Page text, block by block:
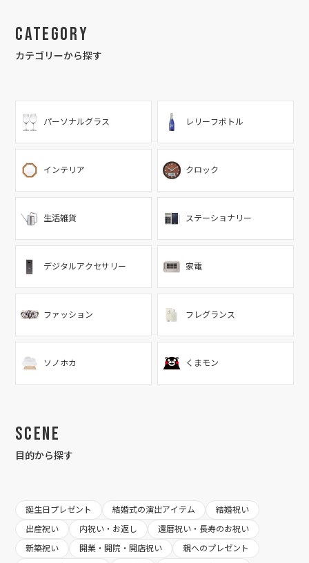
Category
カテゴリーから探す
パーソナルグラス レリーフボトル
インテリア クロック
生活雑貨 ステーショナリー
デジタルアクセサリー 家電
ファッション フレグランス
ソノホカ くまモン
Scene
目的から探す
誕生日プレゼント 結婚式の演出アイテム
結婚祝い
出産祝い
内祝い・お返し
還暦祝い・長寿のお祝い
新築祝い
開業・開院・開店祝い
親へのプレゼント